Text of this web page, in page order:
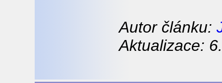
Autor článku:
Aktualizace: